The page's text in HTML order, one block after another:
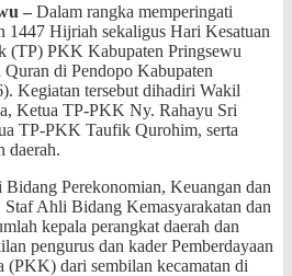
– Dalam rangka memperingati
1447 Hijriah sekaligus Hari Kesatuan
(TP) PKK Kabupaten Pringsewu
di Pendopo Kabupaten
Kegiatan tersebut dihadiri Wakil
Ketua TP-PKK Ny. Rahayu Sri
TP-PKK Taufik Qurohim, serta
daerah.
Perekonomian, Keuangan dan
Ahli Bidang Kemasyarakatan dan
kepala perangkat daerah dan
pengurus dan kader Pemberdayaan
(PKK) dari sembilan kecamatan di